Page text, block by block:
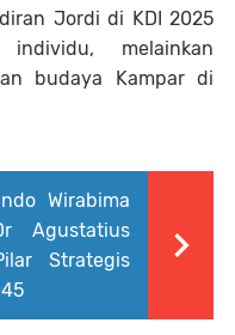
Jordi di KDI 2025
melainkan
budaya Kampar di
Wirabima
Agustatius
Strategis